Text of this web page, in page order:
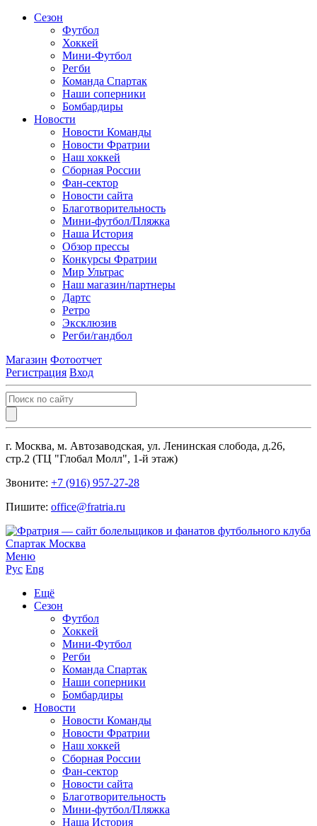
Сезон
Футбол
Хоккей
Мини-Футбол
Регби
Команда Спартак
Наши соперники
Бомбардиры
Новости
Новости Команды
Новости Фратрии
Наш хоккей
Сборная России
Фан-cектор
Новости сайта
Благотворительность
Мини-футбол/Пляжка
Наша История
Обзор прессы
Конкурсы Фратрии
Мир Ультрас
Наш магазин/партнеры
Дартс
Ретро
Эксклюзив
Регби/гандбол
Магазин Фотоотчет
Регистрация Вход
г. Москва, м. Автозаводская, ул. Ленинская слобода, д.26,
стр.2 (ТЦ "Глобал Молл", 1-й этаж)
Звоните: +7 (916) 957-27-28
Пишите: office@fratria.ru
Меню
Рус Eng
Ещё
Сезон
Футбол
Хоккей
Мини-Футбол
Регби
Команда Спартак
Наши соперники
Бомбардиры
Новости
Новости Команды
Новости Фратрии
Наш хоккей
Сборная России
Фан-cектор
Новости сайта
Благотворительность
Мини-футбол/Пляжка
Наша История